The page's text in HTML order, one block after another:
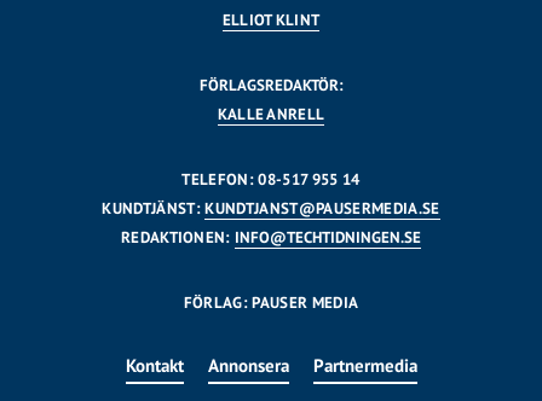
ELLIOT KLINT
FÖRLAGSREDAKTÖR:
KALLE ANRELL
TELEFON: 08-517 955 14
KUNDTJÄNST:KUNDTJANST@PAUSERMEDIA.SE
REDAKTIONEN: INFO@TECHTIDNINGEN.SE
FÖRLAG: PAUSER MEDIA
Kontakt Annonsera Partnermedia